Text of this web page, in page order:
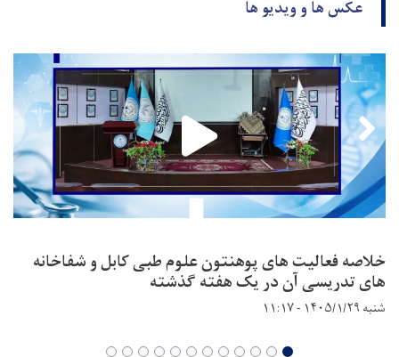
عکس ها و ویدیو ها
خلاصه فعالیت های پوهنتون علوم طبی کابل و شفاخانه
های تدریسی آن در یک هفته گذشته
شنبه ۱۴۰۵/۱/۲۹ - ۱۱:۱۷